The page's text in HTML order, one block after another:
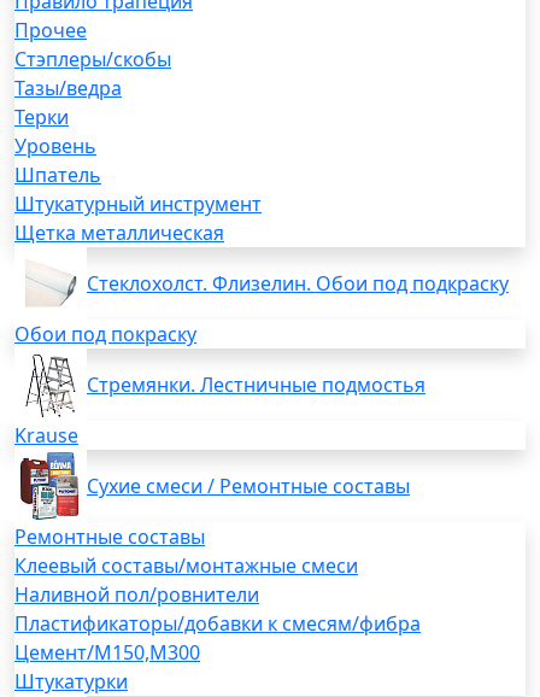
Прочее
Стэплеры/скобы
Тазы/ведра
Терки
Уровень
Шпатель
Штукатурный инструмент
Щетка металлическая
Стеклохолст. Флизелин. Обои под подкраску
Обои под покраску
Стремянки. Лестничные подмостья
Krause
Сухие смеси / Ремонтные составы
Ремонтные составы
Клеевый составы/монтажные смеси
Наливной пол/ровнители
Пластификаторы/добавки к смесям/фибра
Цемент/М150,М300
Штукатурки